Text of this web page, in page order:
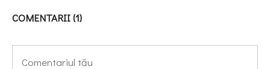
COMENTARII (1)